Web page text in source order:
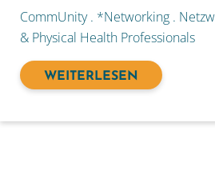
CommUnity . *Networking .
& Physical Health Professionals
WEITERLESEN